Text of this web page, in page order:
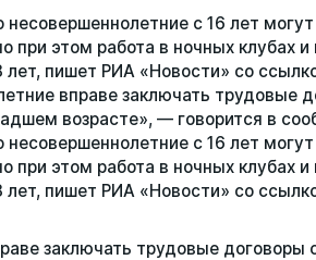
с 16 лет
при этом работа в ночных клубах
пишет РИА «Новости» со
вправе заключать трудовые
возрасте», — говорится в
с 16 лет
при этом работа в ночных клубах
пишет РИА «Новости» со
заключать трудовые договоры